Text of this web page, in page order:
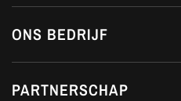
ONS BEDRIJF
PARTNERSCHAP